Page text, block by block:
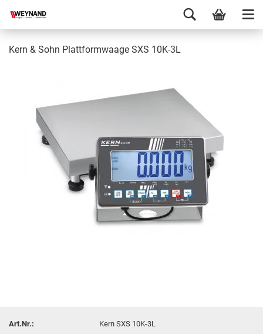
Kern & Sohn Plattformwaage SXS 10K-3L
Art.Nr.:
Kern SXS 10K-3L